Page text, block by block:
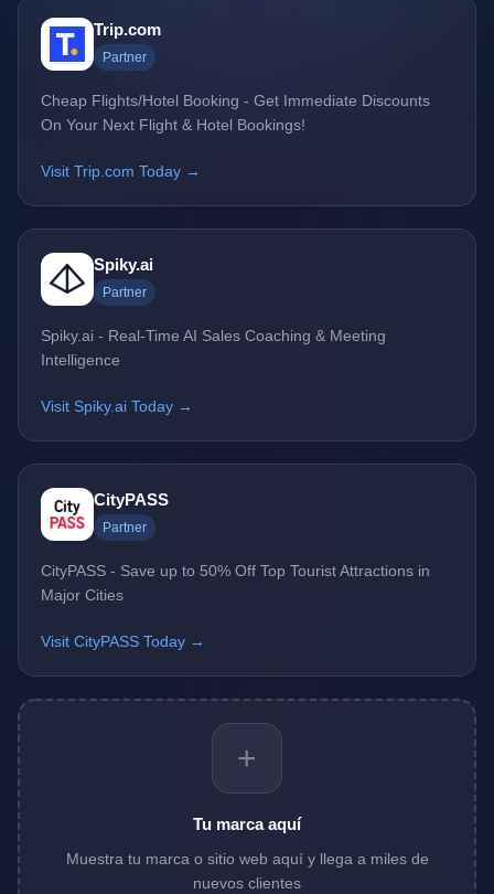
Trip.com
Partner
Cheap Flights/Hotel Booking - Get Immediate Discounts
On Your Next Flight & Hotel Bookings!
Visit Trip.com Today →
Spiky.ai
Partner
Spiky.ai - Real-Time AI Sales Coaching & Meeting
Intelligence
Visit Spiky.ai Today →
CityPASS
Partner
CityPASS - Save up to 50% Off Top Tourist Attractions in
Major Cities
Visit CityPASS Today →
+
Tu marca aquí
Muestra tu marca o sitio web aquí y llega a miles de
nuevos clientes